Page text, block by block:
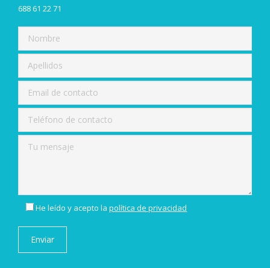
688 61 22 71
He leído y acepto lapolítica de privacidad